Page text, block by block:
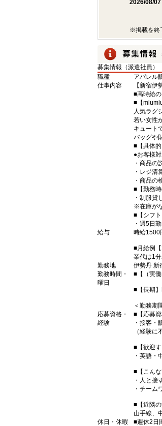
2026/08/
※掲載を終
募集情報（派遣社員）
職種
アパレル
仕事内容
【新宿
■高時給
■【
人気ラグ
若い女性
キュート
バッグや
■【具体的
●お客様
・商品の
・レジ清
・商品の
■【勤務時
・制服貸
※在庫が
■【シフト
・週5日
給与
時給
■月給例
業代は1分
勤務地
伊勢丹 新
勤務時間・
曜日
■【（実
■【長期
＜勤務期
応募資格・
経験
■【応募資
・接客・
（経験に
■【歓迎す
・英語・
■【こんな
・人と接
・チーム
■【近隣の
山手線、
休日・休暇
■週休2日